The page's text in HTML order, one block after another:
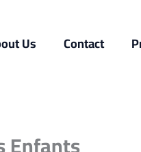
Us Contact